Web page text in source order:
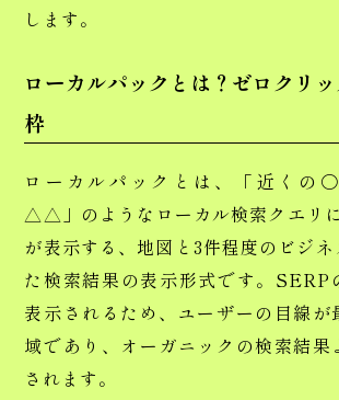
します。
ローカルパックとは？ゼロクリ
枠
ローカルパックとは、「近くの
△△」のようなローカル検索クエリ
が表示する、地図と3件程度のビジ
た検索結果の表示形式です。SERP
表示されるため、ユーザーの目線が
域であり、オーガニックの検索結果
されます。